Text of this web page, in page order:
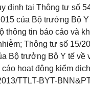
định tại Thông tư số
của Bộ trưởng Bộ
thông tin báo cáo và
Thông tư số 15/
Bộ trưởng Bộ Y tế về
hoạt động kiểm
TTLT-BYT-